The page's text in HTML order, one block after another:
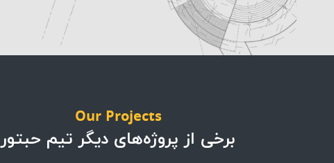
Our Projects
برخی از پروژه‌های دیگر تیم حبتور